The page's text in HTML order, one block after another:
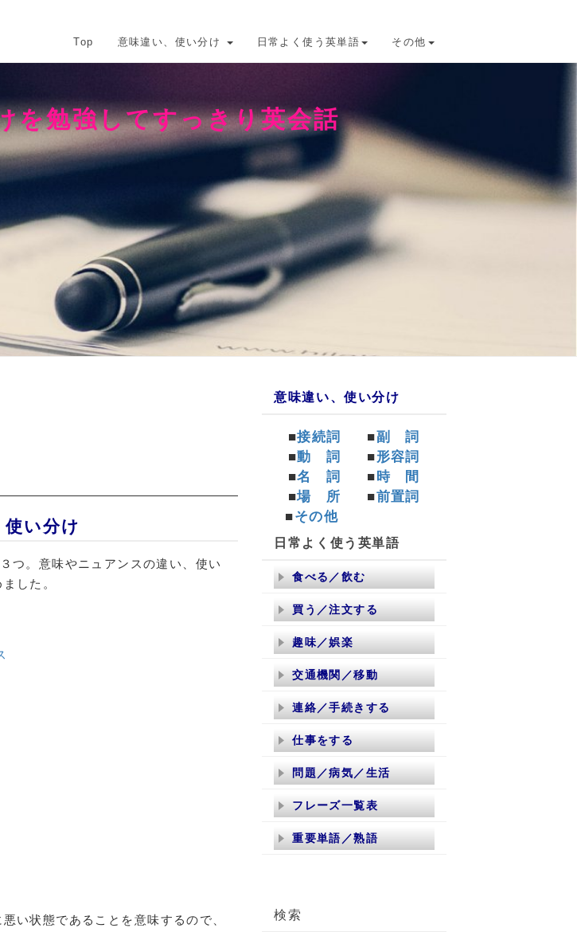
Top 意味違い、使い分け 日常よく使う英単語 その他
を勉強してすっきり英会話
い分け
つ。意味やニュアンスの違い、使い
した。
い状態であることを意味するので、
意味違い、使い分け
■接続詞 ■副 詞
■動 詞 ■形容詞
■名 詞 ■時 間
■場 所 ■前置詞
■その他
日常よく使う英単語
食べる／飲む
買う／注文する
趣味／娯楽
交通機関／移動
連絡／手続きする
仕事をする
問題／病気／生活
フレーズ一覧表
重要単語／熟語
検索